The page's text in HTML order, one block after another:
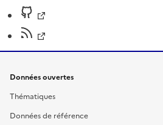
Données ouvertes
Thématiques
Données de référence